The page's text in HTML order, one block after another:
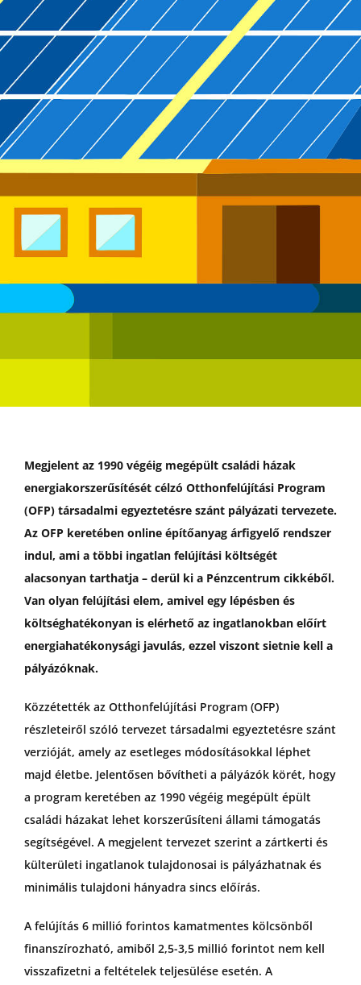
Megjelent az 1990 végéig megépült családi házak
energiakorszerűsítését célzó Otthonfelújítási Program
(OFP) társadalmi egyeztetésre szánt pályázati tervezete.
Az OFP keretében online építőanyag árfigyelő rendszer
indul, ami a többi ingatlan felújítási költségét
alacsonyan tarthatja – derül ki a Pénzcentrum cikkéből.
Van olyan felújítási elem, amivel egy lépésben és
költséghatékonyan is elérhető az ingatlanokban előírt
energiahatékonysági javulás, ezzel viszont sietnie kell a
pályázóknak.
Közzétették az Otthonfelújítási Program (OFP)
részleteiről szóló tervezet társadalmi egyeztetésre szánt
verzióját, amely az esetleges módosításokkal léphet
majd életbe. Jelentősen bővítheti a pályázók körét, hogy
a program keretében az 1990 végéig megépült épült
családi házakat lehet korszerűsíteni állami támogatás
segítségével. A megjelent tervezet szerint a zártkerti és
külterületi ingatlanok tulajdonosai is pályázhatnak és
minimális tulajdoni hányadra sincs előírás.
A felújítás 6 millió forintos kamatmentes kölcsönből
finanszírozható, amiből 2,5-3,5 millió forintot nem kell
visszafizetni a feltételek teljesülése esetén. A